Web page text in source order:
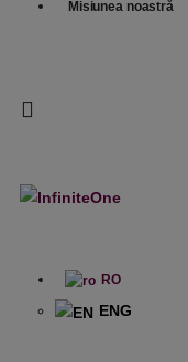
Misiunea noastră
RO
ENG